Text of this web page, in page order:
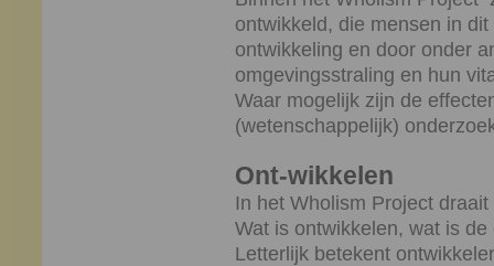
ontwikkeld, die mensen in
ontwikkeling en door onder
omgevingsstraling en hun
Waar mogelijk zijn de
(wetenschappelijk)
Ont-wikkelen
In het Wholism Project
Wat is ontwikkelen, wat is
Letterlijk betekent